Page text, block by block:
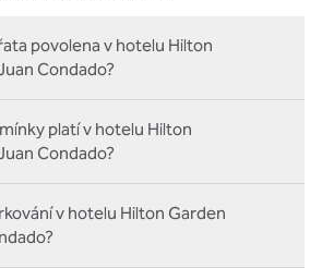
povolena v hotelu Hilton
Condado?
platí v hotelu Hilton
Condado?
v hotelu Hilton Garden